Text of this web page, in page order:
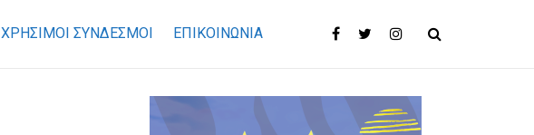
ΧΡΉΣΙΜΟΙ ΣΎΝΔΕΣΜΟΙ ΕΠΙΚΟΙΝΩΝΊΑ